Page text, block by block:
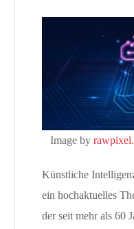
Image by
Künstliche
ein hochaktuelles
der seit mehr als 60